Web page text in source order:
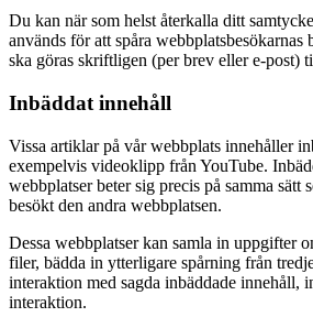
Du kan när som helst återkalla ditt
används för att spåra webbplatsbesökarnas
ska göras skriftligen (per brev eller e-post)
Inbäddat innehåll
Vissa artiklar på vår webbplats innehåller
exempelvis videoklipp från YouTube.
webbplatser beter sig precis på samma sätt
besökt den andra webbplatsen.
Dessa webbplatser kan samla in uppgifter
filer, bädda in ytterligare spårning från
interaktion med sagda inbäddade innehåll,
interaktion.